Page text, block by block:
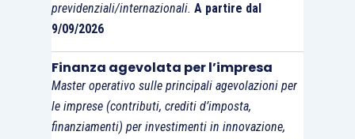
previdenziali/internazionali. A partire dal
9/09/2026
Finanza agevolata per l’impresa
Master operativo sulle principali agevolazioni per
le imprese (contributi, crediti d’imposta,
finanziamenti) per investimenti in innovazione,